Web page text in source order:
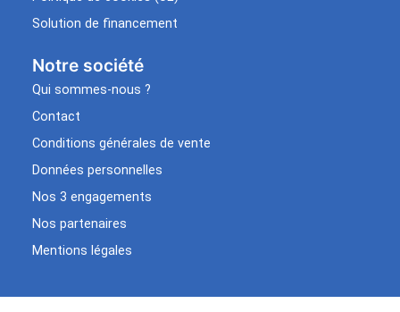
Solution de financement
Notre société
Qui sommes-nous ?
Contact
Conditions générales de vente
Données personnelles
Nos 3 engagements
Nos partenaires
Mentions légales